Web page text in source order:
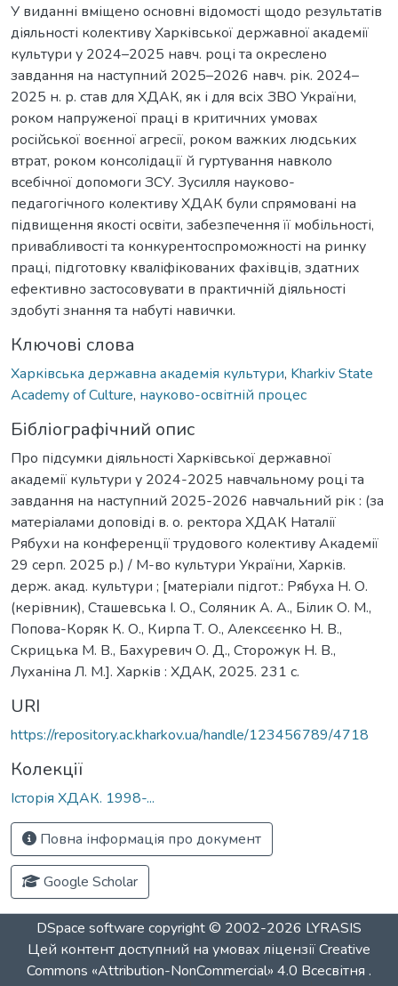
У виданні вміщено основні відомості щодо результатів
діяльності колективу Харківської державної академії
культури у 2024–2025 навч. році та окреслено
завдання на наступний 2025–2026 навч. рік. 2024–
2025 н. р. став для ХДАК, як і для всіх ЗВО України,
роком напруженої праці в критичних умовах
російської воєнної агресії, роком важких людських
втрат, роком консолідації й гуртування навколо
всебічної допомоги ЗСУ. Зусилля науково-
педагогічного колективу ХДАК були спрямовані на
підвищення якості освіти, забезпечення її мобільності,
привабливості та конкурентоспроможності на ринку
праці, підготовку кваліфікованих фахівців, здатних
ефективно застосовувати в практичній діяльності
здобуті знання та набуті навички.
Ключові слова
Харківська державна академія культури, Kharkiv State
Academy of Culture, науково-освітній процес
Бібліографічний опис
Про підсумки діяльності Харківської державної
академії культури у 2024-2025 навчальному році та
завдання на наступний 2025-2026 навчальний рік : (за
матеріалами доповіді в. о. ректора ХДАК Наталії
Рябухи на конференції трудового колективу Академії
29 серп. 2025 р.) / М-во культури України, Харків.
держ. акад. культури ; [матеріали підгот.: Рябуха Н. О.
(керівник), Сташевська І. О., Соляник А. А., Білик О. М.,
Попова-Коряк К. О., Кирпа Т. О., Алексєєнко Н. В.,
Скрицька М. В., Бахуревич О. Д., Сторожук Н. В.,
Луханіна Л. М.]. Харків : ХДАК, 2025. 231 с.
URI
https://repository.ac.kharkov.ua/handle/123456789/4718
Колекції
Історія ХДАК. 1998-...
Повна інформація про документ
Google Scholar
DSpace software copyright © 2002-2026 LYRASIS
Цей контент доступний на умовах ліцензіїCreative
Commons «Attribution-NonCommercial» 4.0 Всесвітня .